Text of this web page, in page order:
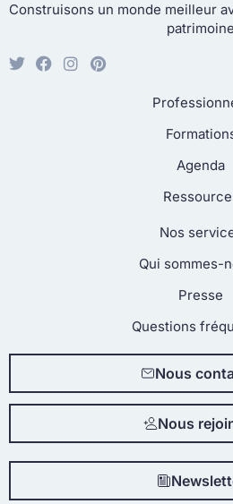
Construisons un monde meilleur
patrimoine
Agenda
Nos
Qui sommes-
Presse
Questions
Nous
Nous